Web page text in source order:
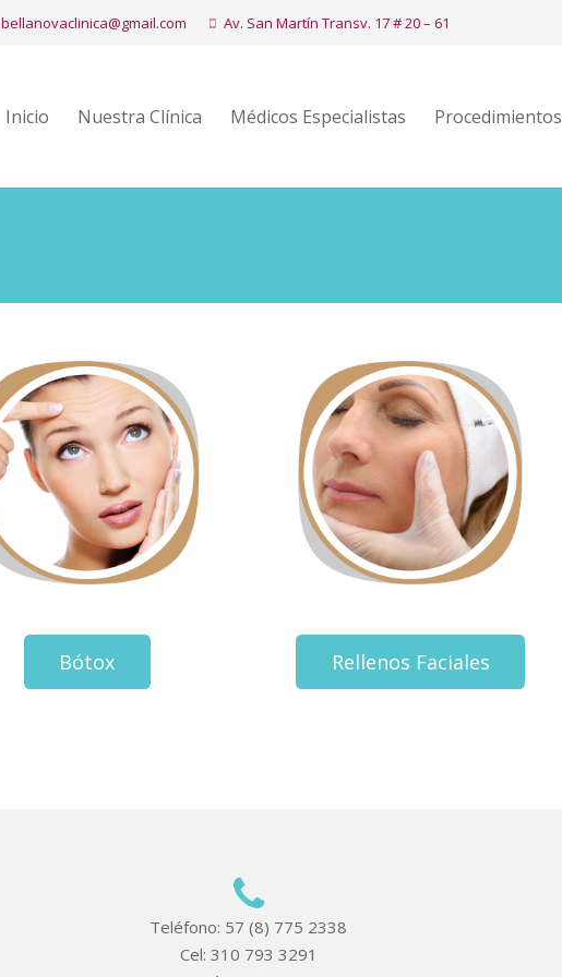
bellanovaclinica@gmail.com Av. San Martín Transv. 17 # 20 – 61
Inicio Nuestra Clínica Médicos Especialistas Procedimientos
Bótox Rellenos Faciales
Teléfono: 57 (8) 775 2338
Cel: 310 793 3291